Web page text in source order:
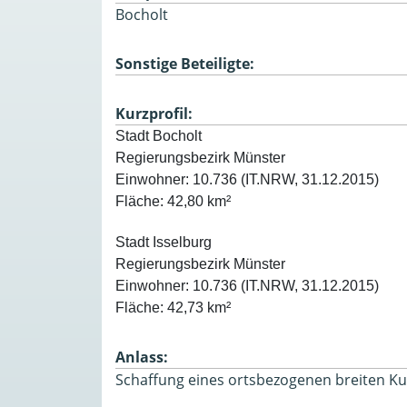
Bocholt
Sonstige Beteiligte:
Kurzprofil:
Fläche: 42,80 km²
Fläche: 42,73 km²
Anlass:
Schaffung eines ortsbezogenen breiten